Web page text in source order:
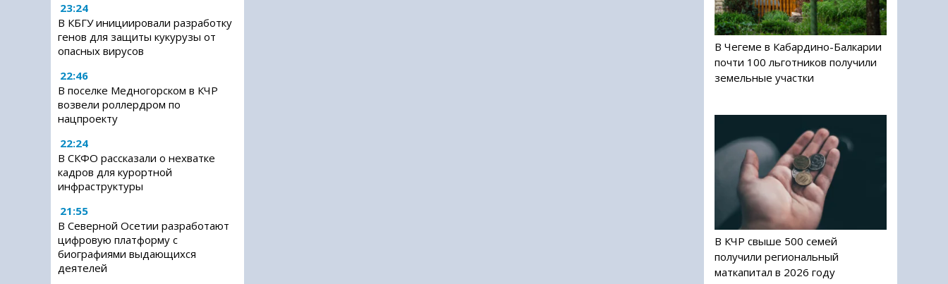
23:24
В КБГУ инициировали разработку
генов для защиты кукурузы от
опасных вирусов
22:46
В поселке Медногорском в КЧР
возвели роллердром по
нацпроекту
22:24
В СКФО рассказали о нехватке
кадров для курортной
инфраструктуры
21:55
В Северной Осетии разработают
цифровую платформу с
биографиями выдающихся
деятелей
В Чегеме в Кабардино-Балкарии
почти 100 льготников получили
земельные участки
В КЧР свыше 500 семей
получили региональный
маткапитал в 2026 году